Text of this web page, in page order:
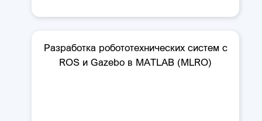
Разработка робототехнических систем с
ROS и Gazebo в MATLAB (MLRO)